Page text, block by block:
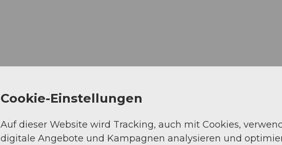
Cookie-Einstellungen
Auf dieser Website wird Tracking, auch mit Cookies,
digitale Angebote und Kampagnen analysieren und